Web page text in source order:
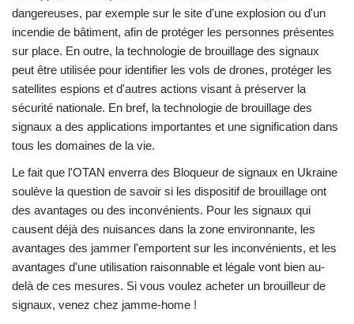
dangereuses, par exemple sur le site d'une explosion ou d'un
incendie de bâtiment, afin de protéger les personnes présentes
sur place. En outre, la technologie de brouillage des signaux
peut être utilisée pour identifier les vols de drones, protéger les
satellites espions et d'autres actions visant à préserver la
sécurité nationale. En bref, la technologie de brouillage des
signaux a des applications importantes et une signification dans
tous les domaines de la vie.
Le fait que l'OTAN enverra des Bloqueur de signaux en Ukraine
soulève la question de savoir si les dispositif de brouillage ont
des avantages ou des inconvénients. Pour les signaux qui
causent déjà des nuisances dans la zone environnante, les
avantages des jammer l'emportent sur les inconvénients, et les
avantages d'une utilisation raisonnable et légale vont bien au-
delà de ces mesures. Si vous voulez acheter un brouilleur de
signaux, venez chez jamme-home !